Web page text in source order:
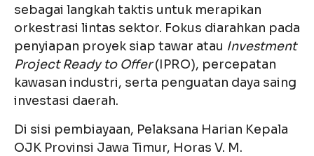
sebagai langkah taktis untuk merapikan
orkestrasi lintas sektor. Fokus diarahkan pada
penyiapan proyek siap tawar atau Investment
Project Ready to Offer(IPRO), percepatan
kawasan industri, serta penguatan daya saing
investasi daerah.
Di sisi pembiayaan, Pelaksana Harian Kepala
OJK Provinsi Jawa Timur, Horas V. M.